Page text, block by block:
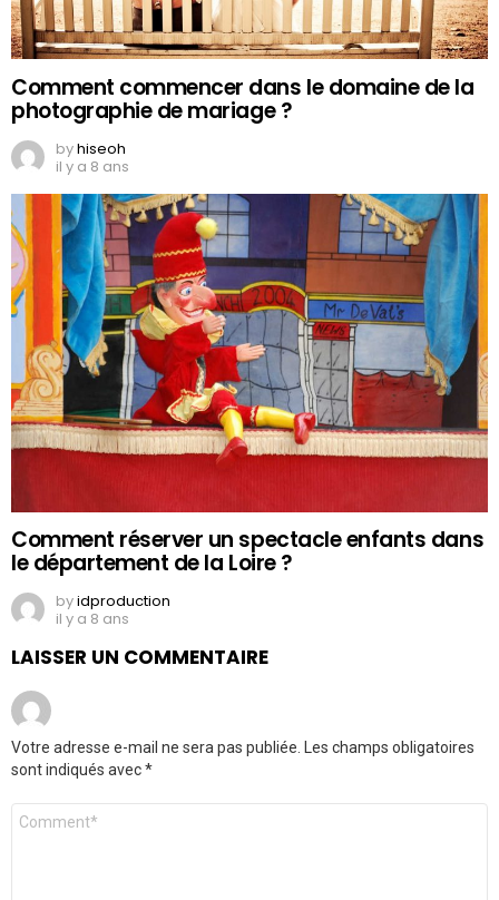
Comment commencer dans le domaine de la
photographie de mariage ?
byhiseoh
il y a 8 ans
Comment réserver un spectacle enfants dans
le département de la Loire ?
byidproduction
il y a 8 ans
LAISSER UN COMMENTAIRE
Votre adresse e-mail ne sera pas publiée. Les champs obligatoires
sont indiqués avec*
Commentaire